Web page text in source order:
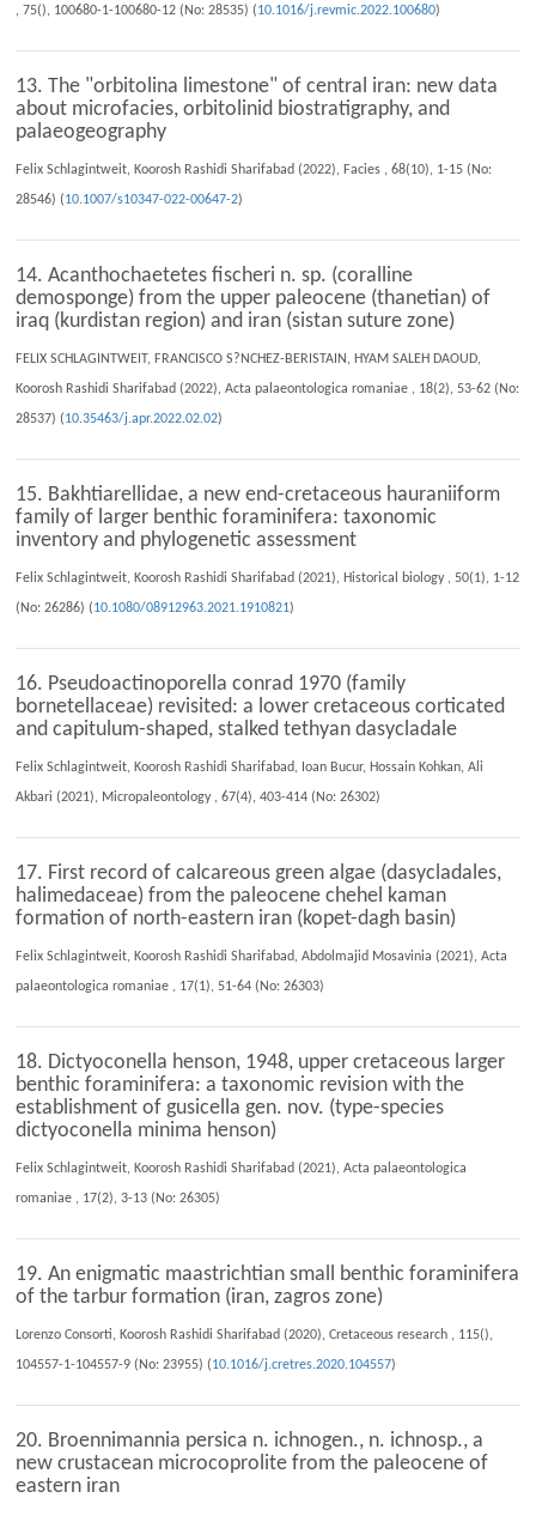
, 75(), 100680-1-100680-12 (No: 28535) (10.1016/j.revmic.2022.100680)
13. The "orbitolina limestone" of central iran: new data
about microfacies, orbitolinid biostratigraphy, and
palaeogeography
Felix Schlagintweit, Koorosh Rashidi Sharifabad (2022), Facies , 68(10), 1-15 (No:
28546) (10.1007/s10347-022-00647-2)
14. Acanthochaetetes fischeri n. sp. (coralline
demosponge) from the upper paleocene (thanetian) of
iraq (kurdistan region) and iran (sistan suture zone)
FELIX SCHLAGINTWEIT, FRANCISCO S?NCHEZ-BERISTAIN, HYAM SALEH DAOUD,
Koorosh Rashidi Sharifabad (2022), Acta palaeontologica romaniae , 18(2), 53-62 (No:
28537) (10.35463/j.apr.2022.02.02)
15. Bakhtiarellidae, a new end-cretaceous hauraniiform
family of larger benthic foraminifera: taxonomic
inventory and phylogenetic assessment
Felix Schlagintweit, Koorosh Rashidi Sharifabad (2021), Historical biology , 50(1), 1-12
(No: 26286) (10.1080/08912963.2021.1910821)
16. Pseudoactinoporella conrad 1970 (family
bornetellaceae) revisited: a lower cretaceous corticated
and capitulum-shaped, stalked tethyan dasycladale
Felix Schlagintweit, Koorosh Rashidi Sharifabad, Ioan Bucur, Hossain Kohkan, Ali
Akbari (2021), Micropaleontology , 67(4), 403-414 (No: 26302)
17. First record of calcareous green algae (dasycladales,
halimedaceae) from the paleocene chehel kaman
formation of north-eastern iran (kopet-dagh basin)
Felix Schlagintweit, Koorosh Rashidi Sharifabad, Abdolmajid Mosavinia (2021), Acta
palaeontologica romaniae , 17(1), 51-64 (No: 26303)
18. Dictyoconella henson, 1948, upper cretaceous larger
benthic foraminifera: a taxonomic revision with the
establishment of gusicella gen. nov. (type-species
dictyoconella minima henson)
Felix Schlagintweit, Koorosh Rashidi Sharifabad (2021), Acta palaeontologica
romaniae , 17(2), 3-13 (No: 26305)
19. An enigmatic maastrichtian small benthic foraminifera
of the tarbur formation (iran, zagros zone)
Lorenzo Consorti, Koorosh Rashidi Sharifabad (2020), Cretaceous research , 115(),
104557-1-104557-9 (No: 23955) (10.1016/j.cretres.2020.104557)
20. Broennimannia persica n. ichnogen., n. ichnosp., a
new crustacean microcoprolite from the paleocene of
eastern iran